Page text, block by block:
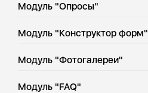
Модуль "Опросы"
Модуль "Конструктор форм"
Модуль "Фотогалереи"
Модуль "FAQ"